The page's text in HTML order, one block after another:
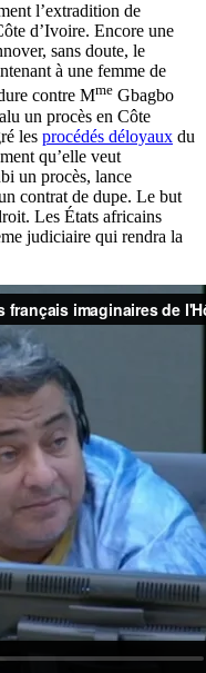
l’extradition de
d’Ivoire. Encore une
sans doute, le
à une femme de
contre Mme Gbagbo
un procès en Côte
les procédés déloyaux du
qu’elle veut
un procès, lance
contrat de dupe. Le but
Les États africains
judiciaire qui rendra la